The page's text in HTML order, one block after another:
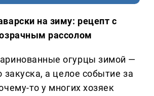
на зиму: рецепт с
рассолом
огурцы зимой —
закуска, а целое событие за
то у многих хозяек